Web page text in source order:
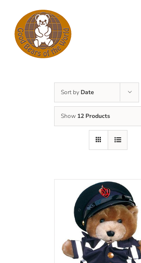
content
Sort by Date
Show 12 Products